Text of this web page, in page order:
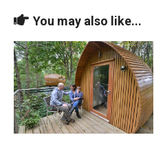
You may also like...